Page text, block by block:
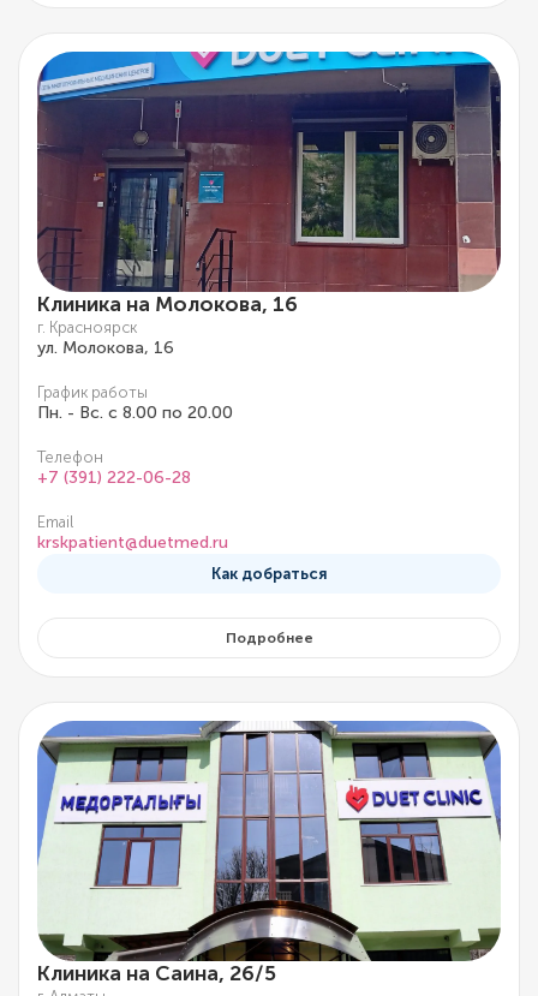
Клиника на Молокова, 16
г. Красноярск
ул. Молокова, 16
График работы
Пн. - Вс. с 8.00 по 20.00
Телефон
+7 (391) 222-06-28
Email
krskpatient@duetmed.ru
Как добраться
Подробнее
Клиника на Саина, 26/5